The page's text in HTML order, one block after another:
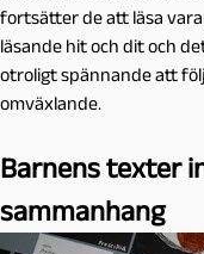
fortsätter de att läsa
läsande hit och dit och
otroligt spännande att
omväxlande.
Barnens texter
sammanhang